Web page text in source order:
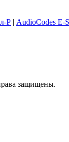
Р | AudioCodes E-
защищены.